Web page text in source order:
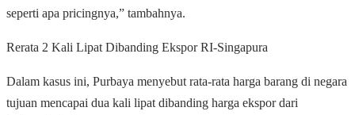
seperti apa pricingnya,” tambahnya.
Rerata 2 Kali Lipat Dibanding Ekspor RI-Singapura
Dalam kasus ini, Purbaya menyebut rata-rata harga barang di negara
tujuan mencapai dua kali lipat dibanding harga ekspor dari